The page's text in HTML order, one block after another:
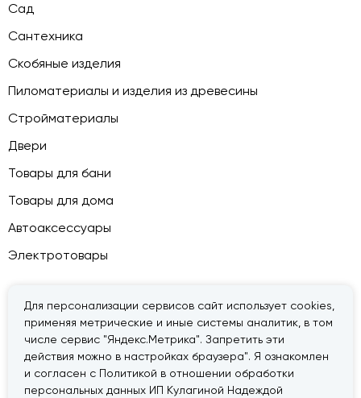
Для персонализации сервисов сайт использует cookies,
применяя метрические и иные системы аналитик, в том
числе сервис "Яндекс.Метрика". Запретить эти
действия можно в настройках браузера". Я ознакомлен
и согласен с Политикой в отношении обработки
персональных данных ИП Кулагиной Надеждой
Сад
Сантехника
Скобяные изделия
Пиломатериалы и изделия из древесины
Стройматериалы
Двери
Товары для бани
Товары для дома
Автоаксессуары
Электротовары
© 2026 — «Дачник».Правовая информация